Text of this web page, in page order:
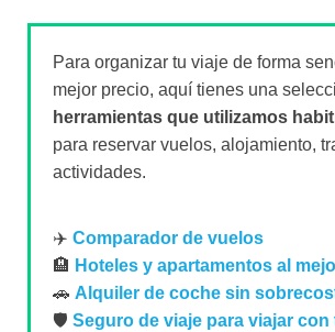
Para organizar tu viaje de forma
mejor precio, aquí tienes una
herramientas que utilizamos
para reservar vuelos, alojamiento,
actividades.
✈️ Comparador de vuelos
🏨 Hoteles y apartamentos al
🚗 Alquiler de coche sin
🛡️ Seguro de viaje para viajar con